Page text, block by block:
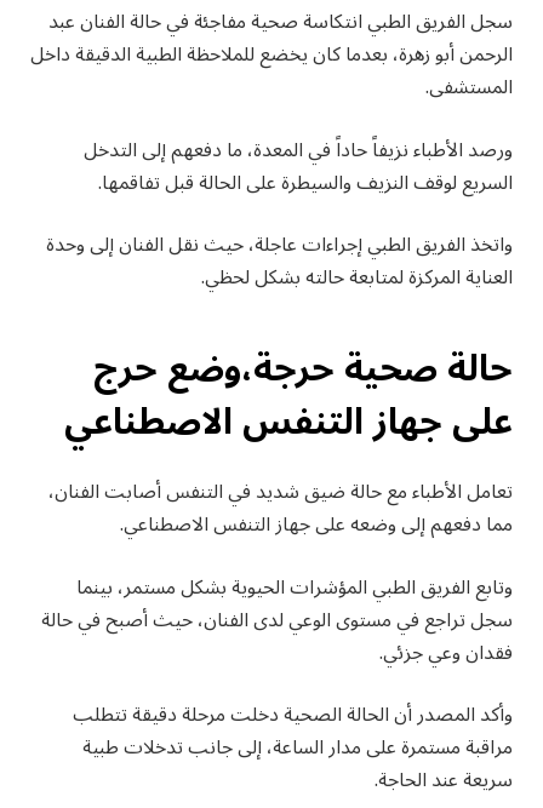
سجل الفريق الطبي انتكاسة صحية مفاجئة في حالة الفنان عبد
الرحمن أبو زهرة، بعدما كان يخضع للملاحظة الطبية الدقيقة داخل
المستشفى.
ورصد الأطباء نزيفاً حاداً في المعدة، ما دفعهم إلى التدخل
السريع لوقف النزيف والسيطرة على الحالة قبل تفاقمها.
واتخذ الفريق الطبي إجراءات عاجلة، حيث نقل الفنان إلى وحدة
العناية المركزة لمتابعة حالته بشكل لحظي.
حالة صحية حرجة،وضع حرج
على جهاز التنفس الاصطناعي
تعامل الأطباء مع حالة ضيق شديد في التنفس أصابت الفنان،
مما دفعهم إلى وضعه على جهاز التنفس الاصطناعي.
وتابع الفريق الطبي المؤشرات الحيوية بشكل مستمر، بينما
سجل تراجع في مستوى الوعي لدى الفنان، حيث أصبح في حالة
فقدان وعي جزئي.
وأكد المصدر أن الحالة الصحية دخلت مرحلة دقيقة تتطلب
مراقبة مستمرة على مدار الساعة، إلى جانب تدخلات طبية
سريعة عند الحاجة.